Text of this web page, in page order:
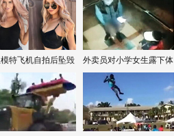
特飞机自拍后坠毁 外卖员对小学女生露下体